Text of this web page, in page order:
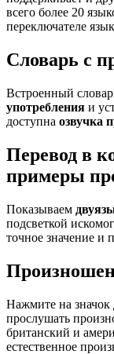
всего более 20
переключателе
Словарь с
Встроенный
употребления и
доступна озвучка
Перевод в
примеры
Показываем
подсветкой
точное значение и
Нажмите на
прослушать
британский и
естественное